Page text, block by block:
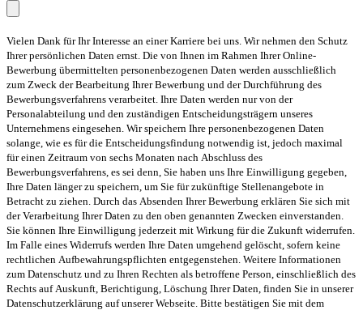
Vielen Dank für Ihr Interesse an einer Karriere bei uns. Wir nehmen den Schutz
Ihrer persönlichen Daten ernst. Die von Ihnen im Rahmen Ihrer Online-
Bewerbung übermittelten personenbezogenen Daten werden ausschließlich
zum Zweck der Bearbeitung Ihrer Bewerbung und der Durchführung des
Bewerbungsverfahrens verarbeitet. Ihre Daten werden nur von der
Personalabteilung und den zuständigen Entscheidungsträgern unseres
Unternehmens eingesehen. Wir speichern Ihre personenbezogenen Daten
solange, wie es für die Entscheidungsfindung notwendig ist, jedoch maximal
für einen Zeitraum von sechs Monaten nach Abschluss des
Bewerbungsverfahrens, es sei denn, Sie haben uns Ihre Einwilligung gegeben,
Ihre Daten länger zu speichern, um Sie für zukünftige Stellenangebote in
Betracht zu ziehen. Durch das Absenden Ihrer Bewerbung erklären Sie sich mit
der Verarbeitung Ihrer Daten zu den oben genannten Zwecken einverstanden.
Sie können Ihre Einwilligung jederzeit mit Wirkung für die Zukunft widerrufen.
Im Falle eines Widerrufs werden Ihre Daten umgehend gelöscht, sofern keine
rechtlichen Aufbewahrungspflichten entgegenstehen. Weitere Informationen
zum Datenschutz und zu Ihren Rechten als betroffene Person, einschließlich des
Rechts auf Auskunft, Berichtigung, Löschung Ihrer Daten, finden Sie in unserer
Datenschutzerklärung auf unserer Webseite. Bitte bestätigen Sie mit dem